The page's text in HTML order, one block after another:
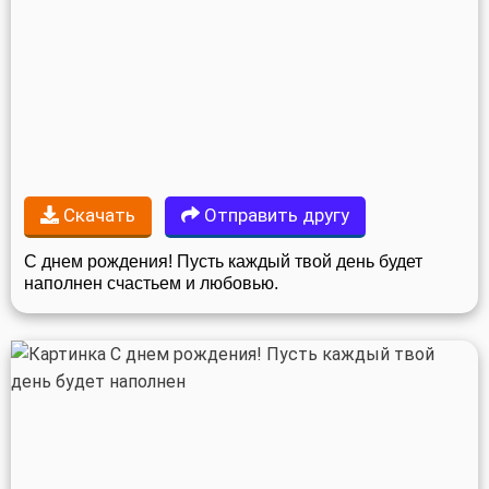
Скачать Отправить другу
С днем рождения! Пусть каждый твой день будет
наполнен счастьем и любовью.